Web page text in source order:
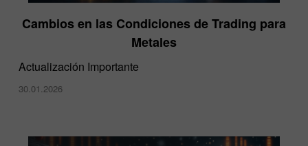
Cambios en las Condiciones de Trading para
Metales
Actualización Importante
30.01.2026